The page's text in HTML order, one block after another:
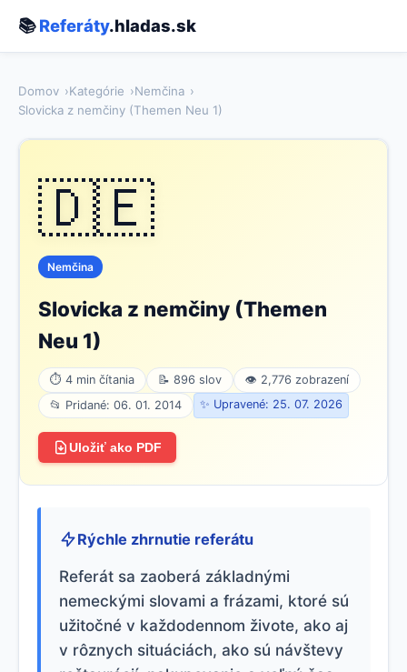
📚Referáty.hladas.sk
Domov Kategórie
Nemčina
Slovicka z nemčiny (Themen Neu 1)
🇩🇪
Nemčina
Slovicka z nemčiny (Themen
Neu 1)
⏱ 4 min čítania 📝 896 slov
👁 2,776 zobrazení
📂 Pridané: 06. 01. 2014
✨ Upravené: 25. 07. 2026
Uložiť ako PDF
Rýchle zhrnutie referátu
Referát sa zaoberá základnými
nemeckými slovami a frázami, ktoré sú
užitočné v každodennom živote, ako aj
v rôznych situáciách, ako sú návštevy